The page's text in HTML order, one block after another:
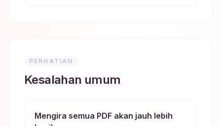
PERHATIAN
Kesalahan umum
Mengira semua PDF akan jauh lebih